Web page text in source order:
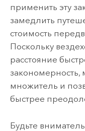
применить эту
замедлить
стоимость
Поскольку
расстояние
множитель и
быстрее
Будьте